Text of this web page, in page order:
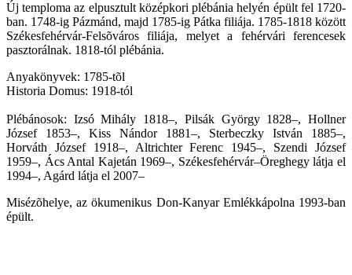
Új temploma az elpusztult középkori plébánia helyén épült fel 1720-
ban. 1748-ig Pázmánd, majd 1785-ig Pátka filiája. 1785-1818 között
Székesfehérvár-Felsõváros filiája, melyet a fehérvári ferencesek
pasztorálnak. 1818-tól plébánia.
Anyakönyvek: 1785-tõl
Historia Domus: 1918-tól
Plébánosok: Izsó Mihály 1818–, Pilsák György 1828–, Hollner
József 1853–, Kiss Nándor 1881–, Sterbeczky István 1885–,
Horváth József 1918–, Altrichter Ferenc 1945–, Szendi József
1959–, Ács Antal Kajetán 1969–, Székesfehérvár–Öreghegy látja el
1994–, Agárd látja el 2007–
Misézõhelye, az ökumenikus Don-Kanyar Emlékkápolna 1993-ban
épült.